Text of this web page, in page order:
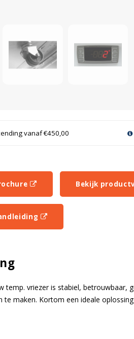
vanaf €450,00
Bekijk
temp. vriezer is stabiel, betrouwbaar,
te maken. Kortom een ideale